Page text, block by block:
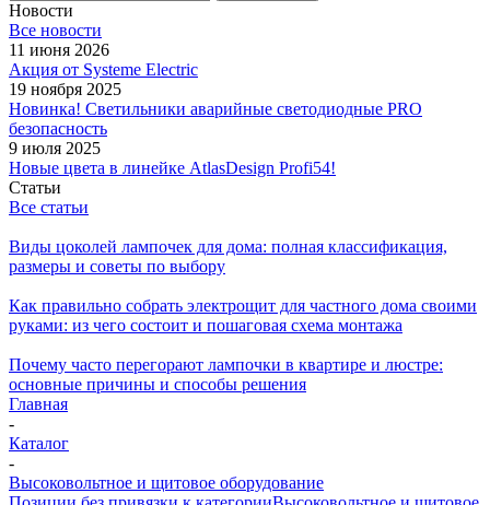
Новости
Все новости
11 июня 2026
Акция от Systeme Electric
19 ноября 2025
Новинка! Светильники аварийные светодиодные PRO
безопасность
9 июля 2025
Новые цвета в линейке AtlasDesign Profi54!
Статьи
Все статьи
Виды цоколей лампочек для дома: полная классификация,
размеры и советы по выбору
Как правильно собрать электрощит для частного дома своими
руками: из чего состоит и пошаговая схема монтажа
Почему часто перегорают лампочки в квартире и люстре:
основные причины и способы решения
Главная
-
Каталог
-
Высоковольтное и щитовое оборудование